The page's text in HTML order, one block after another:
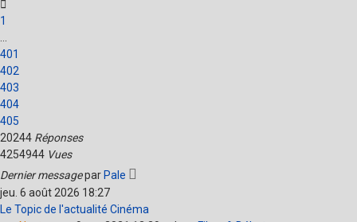
1
401
402
403
404
405
20244 Réponses
4254944 Vues
Dernier messagepar Pale
jeu. 6 août 2026 18:27
Le Topic de l'actualité Cinéma